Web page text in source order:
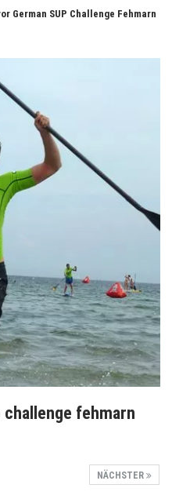
German SUP Challenge Fehmarn
fehmarn
NÄCHSTER